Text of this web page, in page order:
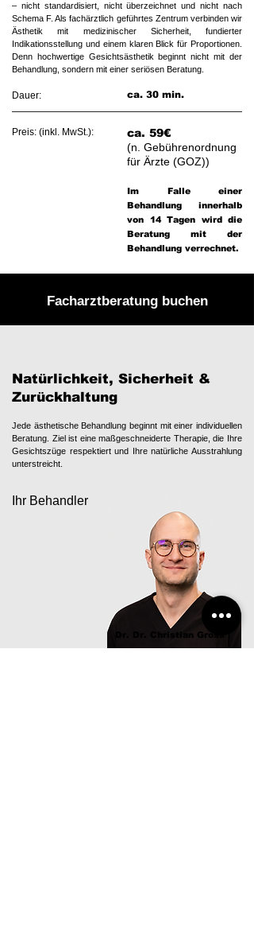
– nicht standardisiert, nicht überzeichnet und nicht nach
Schema F. Als fachärztlich geführtes Zentrum verbinden wir
Ästhetik mit medizinischer Sicherheit, fundierter
Indikationsstellung und einem klaren Blick für Proportionen.
Denn hochwertige Gesichtsästhetik beginnt nicht mit der
Behandlung, sondern mit einer seriösen Beratung.​
Dauer: ca. 30 min.
Preis: (inkl. MwSt.):
ca. 59€
(n. Gebührenordnung
für Ärzte (GOZ))​​
Im Falle einer
Behandlung innerhalb
von 14 Tagen wird die
Beratung mit der
Behandlung verrechnet.
Facharztberatung buchen
Natürlichkeit, Sicherheit &
Zurückhaltung
Jede ästhetische Behandlung beginnt mit einer individuellen
Beratung. Ziel ist eine maßgeschneiderte Therapie, die Ihre
Gesichtszüge respektiert und Ihre natürliche Ausstrahlung
unterstreicht.
Ihr Behandler
Dr. Dr. Christian Gross